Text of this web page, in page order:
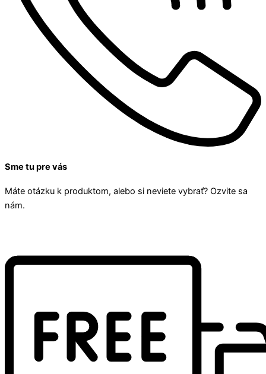
Sme tu pre vás
Máte otázku k produktom, alebo si neviete vybrať? Ozvite sa
nám.